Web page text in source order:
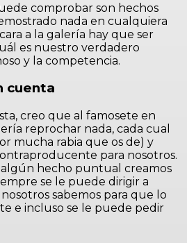
comprobar son hechos
nada en cualquiera
a la galería hay que ser
es nuestro verdadero
y la competencia.
cuenta
creo que al famosete en
reprochar nada, cada cual
mucha rabia que os de) y
para nosotros.
algún hecho puntual creamos
se le puede dirigir a
sabemos para que lo
e incluso se le puede pedir